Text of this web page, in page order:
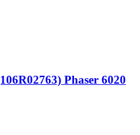
Phaser 6020